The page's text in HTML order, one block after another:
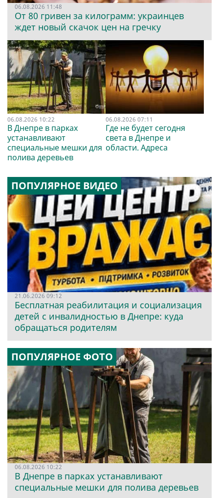
06.08.2026 11:48
От 80 гривен за килограмм: украинцев
ждет новый скачок цен на гречку
06.08.2026 10:22
В Днепре в парках
устанавливают
специальные мешки для
полива деревьев
06.08.2026 07:11
Где не будет сегодня
света в Днепре и
области. Адреса
ПОПУЛЯРНОЕ ВИДЕО
21.06.2026 09:12
Бесплатная реабилитация и социализация
детей с инвалидностью в Днепре: куда
обращаться родителям
ПОПУЛЯРНОЕ ФОТО
06.08.2026 10:22
В Днепре в парках устанавливают
специальные мешки для полива деревьев